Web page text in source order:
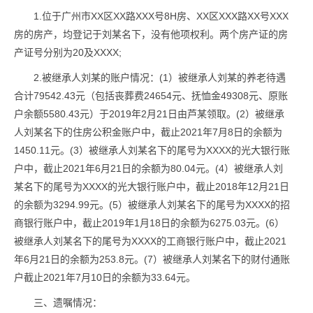
1.位于广州市XX区XX路XXX号8H房、XX区XXX路XX号XXX
房的房产，均登记于刘某名下，没有他项权利。两个房产证的房
产证号分别为20及XXXX;
2.被继承人刘某的账户情况：(1）被继承人刘某的养老待遇
合计79542.43元（包括丧葬费24654元、抚恤金49308元、原账
户余额5580.43元）于2019年2月21日由芦某领取。(2）被继承
人刘某名下的住房公积金账户中，截止2021年7月8日的余额为
1450.11元。(3）被继承人刘某名下的尾号为XXXX的光大银行账
户中，截止2021年6月21日的余额为80.04元。(4）被继承人刘
某名下的尾号为XXXX的光大银行账户中，截止2018年12月21日
的余额为3294.99元。(5）被继承人刘某名下的尾号为XXXX的招
商银行账户中，截止2019年1月18日的余额为6275.03元。(6）
被继承人刘某名下的尾号为XXXX的工商银行账户中，截止2021
年6月21日的余额为253.8元。(7）被继承人刘某名下的财付通账
户截止2021年7月10日的余额为33.64元。
三、遗嘱情况：